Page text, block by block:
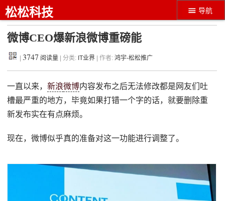
导航
松松科技
微博CEO爆新浪微博重磅能
3747 阅读量 | 分类: IT业界 | 作者:鸿宇-松松推广
一直以来，新浪微博内容发布之后无法修改都是网友们吐
槽最严重的地方，毕竟如果打错一个字的话，就要删除重
新发布实在有点麻烦。
现在，微博似乎真的准备对这一功能进行调整了。